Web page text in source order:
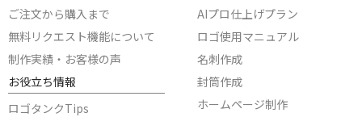
ご注文から購入まで
無料リクエスト機能について
制作実績・お客様の声
お役立ち情報
ロゴタンクTips
AIプロ仕上げプラン
ロゴ使用マニュアル
名刺作成
封筒作成
ホームページ制作